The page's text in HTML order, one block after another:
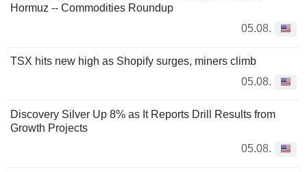
Hormuz -- Commodities Roundup
05.08.
TSX hits new high as Shopify surges, miners climb
05.08.
Discovery Silver Up 8% as It Reports Drill Results from
Growth Projects
05.08.